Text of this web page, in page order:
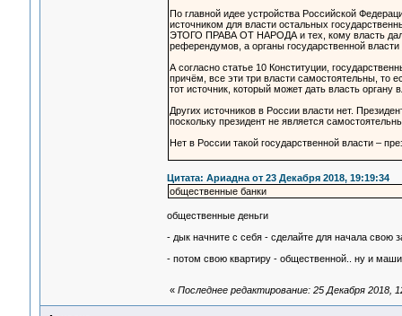
По главной идее устройства Российской
источником для власти остальных
ЭТОГО ПРАВА ОТ НАРОДА и тех, кому власть дал
референдумов, а органы государственной
А согласно статье 10 Конституции,
причём, все эти три власти самостоятельны, то
тот источник, который может дать власть органу
Других источников в России власти нет.
поскольку президент не является
Нет в России такой государственной власти –
Цитата: Ариадна от 23 Декабря 2018, 19:19:34
общественные банки
общественные деньги
- дык начните с себя - сделайте для начала свою
- потом свою квартиру - общественной.. ну и
« Последнее редактирование: 25 Декабря 2018,